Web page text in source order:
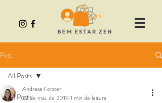
Login
Post
All Posts
All Posts
Andresa Forster
22 de mai. de 2019 1 min de leitura